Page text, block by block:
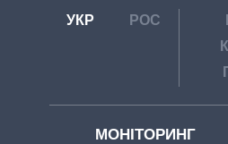
УКР РОС
МОНІТОРИНГ